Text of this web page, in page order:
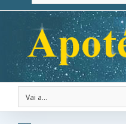
Vai a...